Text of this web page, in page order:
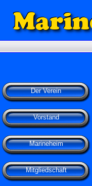
Der Verein
Vorstand
Marineheim
Mitgliedschaft